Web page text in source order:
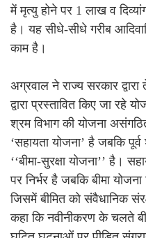
में मृत्यु होने पर 1 लाख व
है। यह सीधे-सीधे गरीब
काम है।
अग्रवाल ने राज्य सरकार
द्वारा प्रस्तावित किए जा रहे
श्रम विभाग की योजना
‘सहायता योजना’ है जबकि
‘‘बीमा-सुरक्षा योजना’’ है।
पर निर्भर है जबकि बीमा
जिसमें बीमित को संवैधानिक
कहा कि नवीनीकरण के चलते